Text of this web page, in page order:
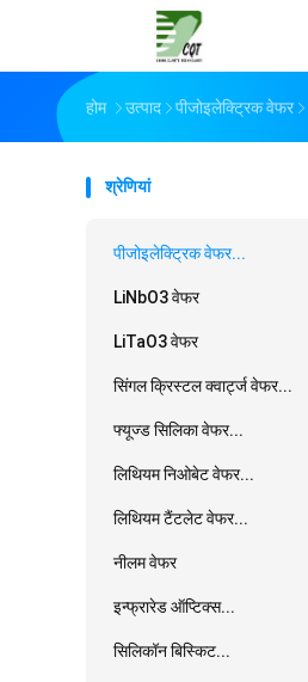
होम उत्पाद पीजोइलेक्ट्रिक वेफर
श्रेणियां
पीजोइलेक्ट्रिक वेफर...
LiNbO3 वेफर
LiTaO3 वेफर
सिंगल क्रिस्टल क्वार्ट्ज वेफर...
फ्यूज्ड सिलिका वेफर...
लिथियम निओबेट वेफर...
लिथियम टैंटलेट वेफर...
नीलम वेफर
इन्फ्रारेड ऑप्टिक्स...
सिलिकॉन बिस्किट...